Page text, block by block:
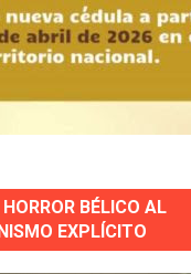
en
HORROR BÉLICO AL
EXPLÍCITO